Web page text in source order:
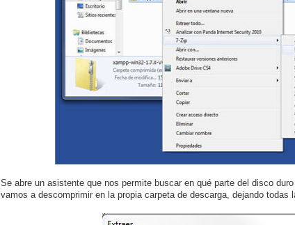
Se abre un asistente que nos permite buscar en qué parte del disco
vamos a descomprimir en la propia carpeta de descarga, dejando todas